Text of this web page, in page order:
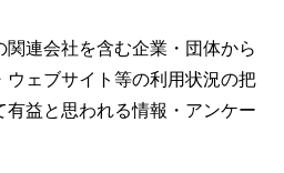
連会社を含む企業・団体から
ェブサイト等の利用状況の把
益と思われる情報・アンケー